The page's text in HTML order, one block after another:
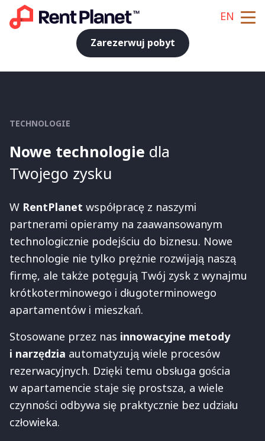
EN
Zarezerwuj pobyt
TECHNOLOGIE
Nowe technologie dla
Twojego zysku
W RentPlanet współpracę z naszymi
partnerami opieramy na zaawansowanym
technologicznie podejściu do biznesu. Nowe
technologie nie tylko prężnie rozwijają naszą
firmę, ale także potęgują Twój zysk z wynajmu
krótkoterminowego i długoterminowego
apartamentów i mieszkań.
Stosowane przez nas innowacyjne metody
i narzędzia automatyzują wiele procesów
rezerwacyjnych. Dzięki temu obsługa gościa
w apartamencie staje się prostsza, a wiele
czynności odbywa się praktycznie bez udziału
człowieka.